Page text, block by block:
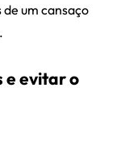
um cansaço
e evitar o